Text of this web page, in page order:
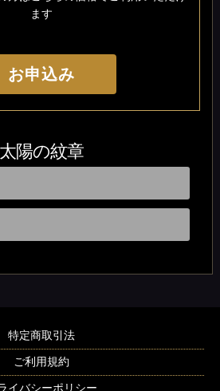
ます
お申込み
太陽の紋章
特定商取引法
ご利用規約
イバシーポリシー